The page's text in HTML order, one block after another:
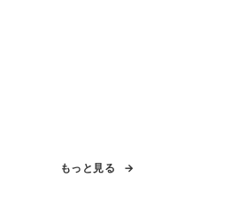
もっと見る